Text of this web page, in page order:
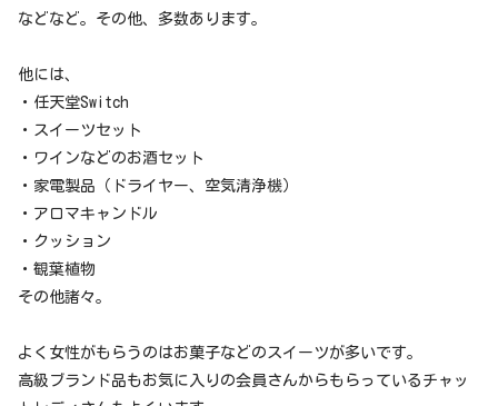
などなど。その他、多数あります。
他には、
・任天堂Switch
・スイーツセット
・ワインなどのお酒セット
・家電製品（ドライヤー、空気清浄機）
・アロマキャンドル
・クッション
・観葉植物
その他諸々。
よく女性がもらうのはお菓子などのスイーツが多いです。
高級ブランド品もお気に入りの会員さんからもらっているチャッ